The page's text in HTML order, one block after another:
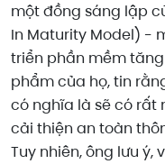
một đồng sáng lập
In Maturity Model) -
triển phần mềm
phẩm của họ, tin
có nghĩa là sẽ có rất
cải thiện an toàn
Tuy nhiên, ông lưu